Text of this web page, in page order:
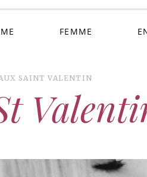
FEMME
SAINT VALENTIN